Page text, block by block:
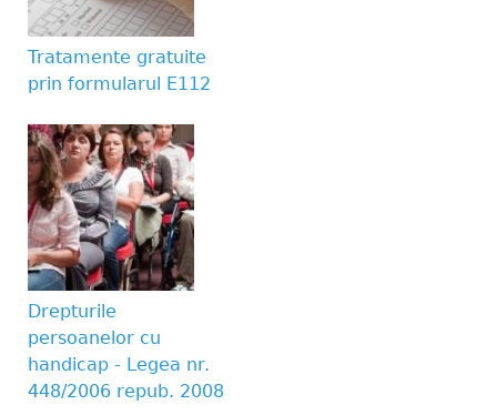
Tratamente gratuite
prin formularul E112
Drepturile
persoanelor cu
handicap - Legea nr.
448/2006 repub. 2008